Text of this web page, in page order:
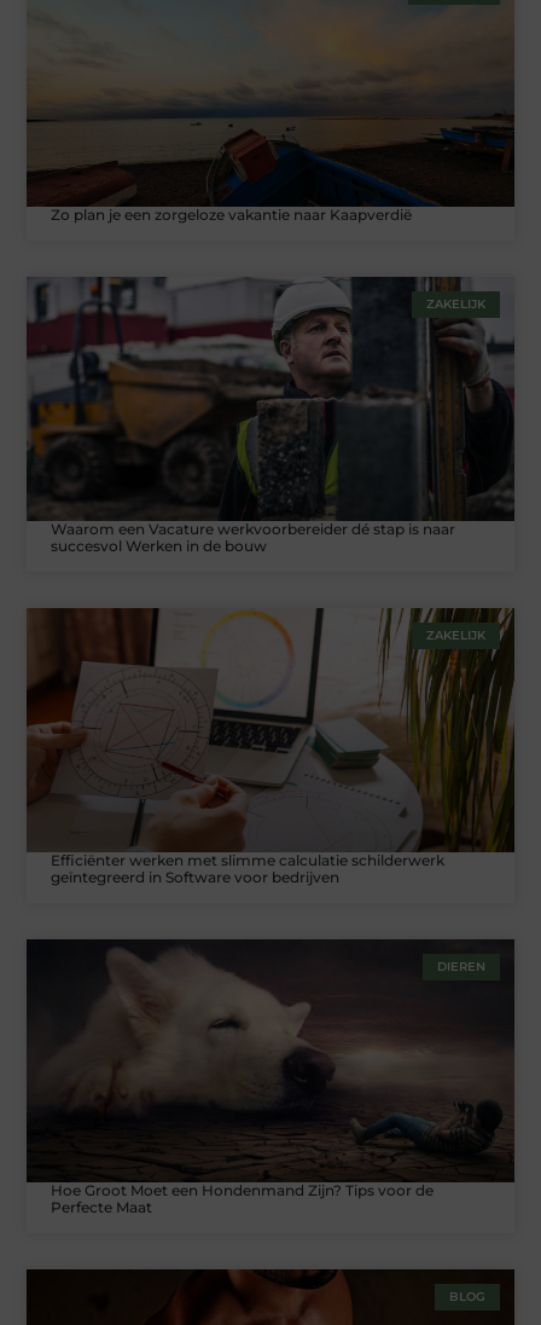
Zo plan je een zorgeloze vakantie naar Kaapverdië
ZAKELIJK
Waarom een Vacature werkvoorbereider dé stap is naar
succesvol Werken in de bouw
ZAKELIJK
Efficiënter werken met slimme calculatie schilderwerk
geïntegreerd in Software voor bedrijven
DIEREN
Hoe Groot Moet een Hondenmand Zijn? Tips voor de
Perfecte Maat
BLOG